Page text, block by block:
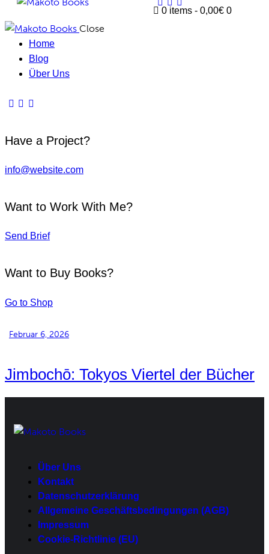
0 items - 0,00€ 0
Close
Home
Blog
Über Uns
Have a Project?
info@website.com
Want to Work With Me?
Send Brief
Want to Buy Books?
Go to Shop
Februar 6, 2026
Jimbochō: Tokyos Viertel der Bücher
Über Uns
Kontakt
Datenschutzerklärung
Allgemeine Geschäftsbedingungen (AGB)
Impressum
Cookie-Richtlinie (EU)